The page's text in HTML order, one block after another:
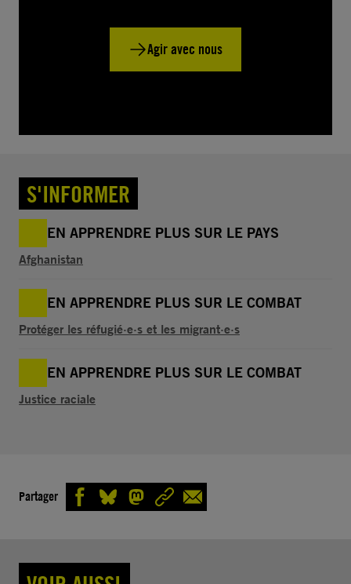
Agir avec nous
S'INFORMER
EN APPRENDRE PLUS SUR LE PAYS
Afghanistan
EN APPRENDRE PLUS SUR LE COMBAT
Protéger les réfugié·e·s et les migrant·e·s
EN APPRENDRE PLUS SUR LE COMBAT
Justice raciale
Partager